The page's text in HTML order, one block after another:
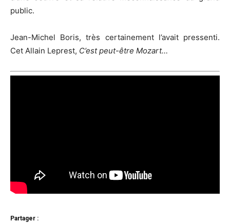
public.
Jean-Michel Boris, très certainement l’avait pressenti.
Cet Allain Leprest, C’est peut-être Mozart…
Partager :